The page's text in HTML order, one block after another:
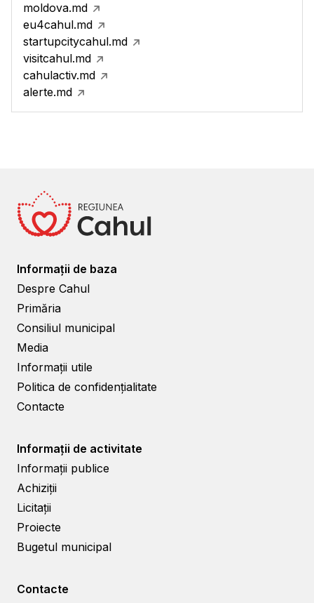
moldova.md
eu4cahul.md
startupcitycahul.md
visitcahul.md
cahulactiv.md
alerte.md
Informații de baza
Despre Cahul
Primăria
Consiliul municipal
Media
Informații utile
Politica de confidențialitate
Contacte
Informații de activitate
Informații publice
Achiziții
Licitații
Proiecte
Bugetul municipal
Contacte